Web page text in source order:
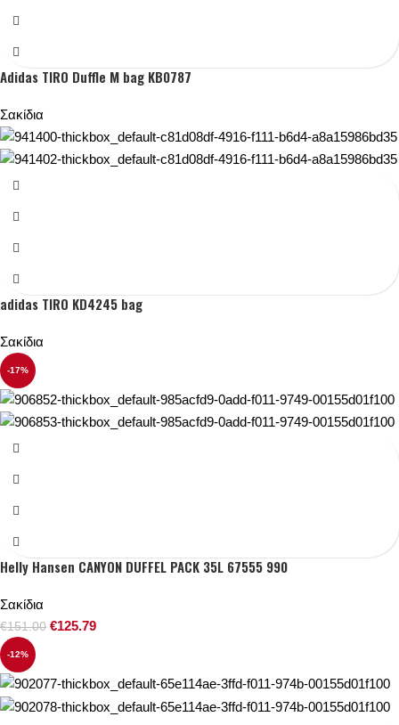
Adidas TIRO Duffle M bag KB0787
Σακίδια
adidas TIRO KD4245 bag
Σακίδια
-17%
Helly Hansen CANYON DUFFEL PACK 35L 67555 990
Σακίδια
€151.00 €125.79
-12%